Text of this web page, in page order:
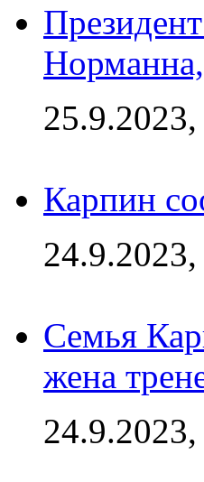
Карпин
Семья
жена